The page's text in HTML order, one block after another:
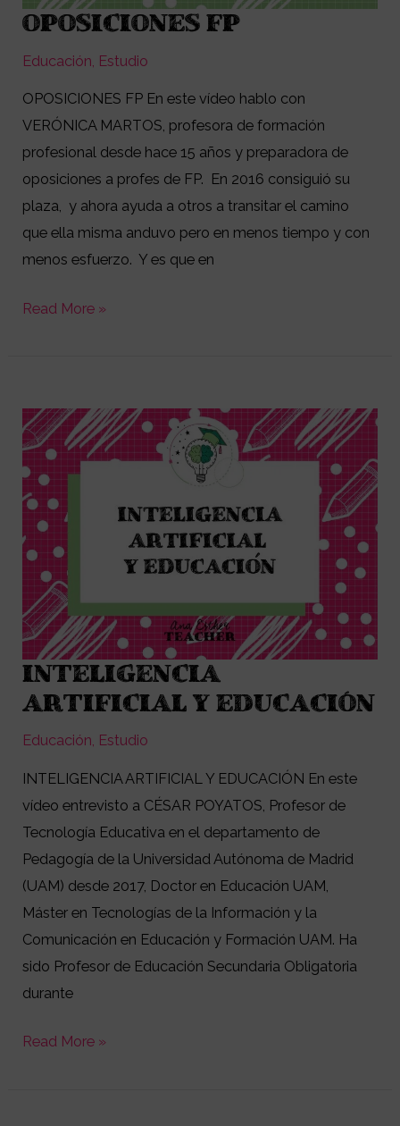
OPOSICIONES FP
Educación Estudio
OPOSICIONES FP En este vídeo hablo con
VERÓNICA MARTOS, profesora de formación
profesional desde hace 15 años y preparadora de
oposiciones a profes de FP. En 2016 consiguió su
plaza, y ahora ayuda a otros a transitar el camino
que ella misma anduvo pero en menos tiempo y con
menos esfuerzo. Y es que en
OPOSICIONES
Read More »
INTELIGENCIA
ARTIFICIAL Y EDUCACIÓN
Educación, Estudio
INTELIGENCIA ARTIFICIAL Y EDUCACIÓN En este
vídeo entrevisto a CÉSAR POYATOS, Profesor de
Tecnología Educativa en el departamento de
Pedagogía de la Universidad Autónoma de Madrid
(UAM) desde 2017, Doctor en Educación UAM,
Máster en Tecnologías de la Información y la
Comunicación en Educación y Formación UAM. Ha
sido Profesor de Educación Secundaria Obligatoria
durante
INTELIGENCIA
ARTIFICIAL
EDUCACIÓN
Read More »